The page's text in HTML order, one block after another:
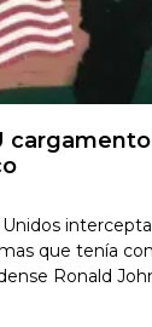
que tenía
Ronald